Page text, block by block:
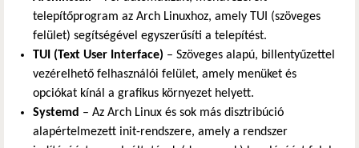
telepítőprogram az Arch Linuxhoz, amely TUI (szöveges
felület) segítségével egyszerűsíti a telepítést.
TUI (Text User Interface) – Szöveges alapú, billentyűzettel
vezérelhető felhasználói felület, amely menüket és
opciókat kínál a grafikus környezet helyett.
Systemd – Az Arch Linux és sok más disztribúció
alapértelmezett init-rendszere, amely a rendszer